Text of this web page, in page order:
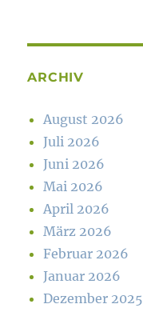
ARCHIV
August 2026
Juli 2026
Juni 2026
Mai 2026
April 2026
März 2026
Februar 2026
Januar 2026
Dezember 2025